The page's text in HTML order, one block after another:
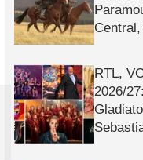
RTL,
2026/​